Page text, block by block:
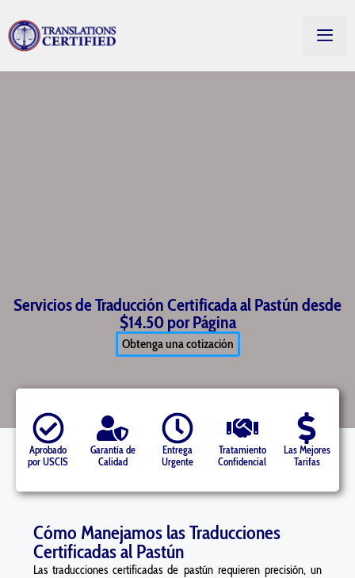
Servicios de Traducción Certificada al Pastún desde
$14.50 por Página
Obtenga una cotización
Aprobado
por USCIS
Garantía de
Calidad
Entrega
Urgente
Tratamiento
Confidencial
Las Mejores
Tarifas
Cómo Manejamos las Traducciones
Certificadas al Pastún
Las traducciones certificadas de pastún requieren precisión, un